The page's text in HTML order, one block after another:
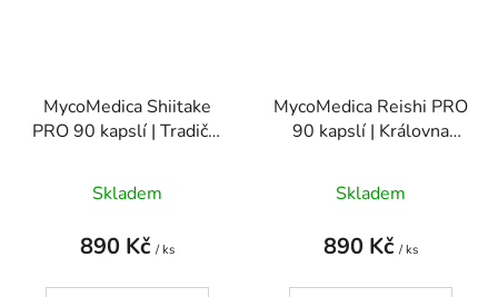
MycoMedica Shiitake
PRO 90 kapslí | Tradiční
Skladem
890 Kč / ks
MycoMedica Reishi PRO
90 kapslí | Královna
Skladem
890 Kč / ks